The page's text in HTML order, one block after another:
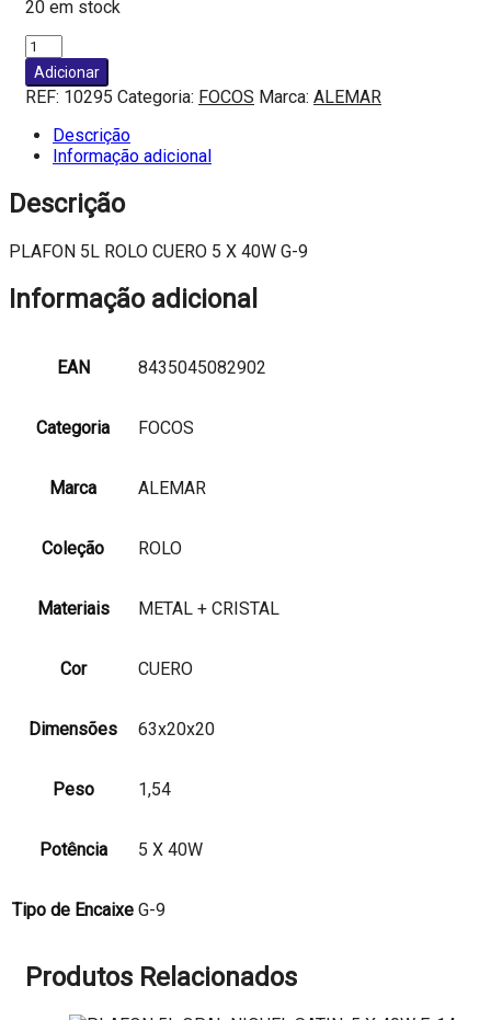
20 em stock
Quantidade
de
PLAFON
5L
ROLO
CUERO
40W
9
Adicionar
REF: 10295 Categoria: FOCOS Marca: ALEMAR
Descrição
Informação adicional
Descrição
PLAFON 5L ROLO CUERO 5 X 40W G-9
Informação adicional
EAN 8435045082902
Categoria FOCOS
Marca ALEMAR
Coleção ROLO
Materiais METAL + CRISTAL
Cor CUERO
Dimensões 63x20x20
Peso 1,54
Potência 5 X 40W
Tipo de Encaixe G-9
Produtos Relacionados